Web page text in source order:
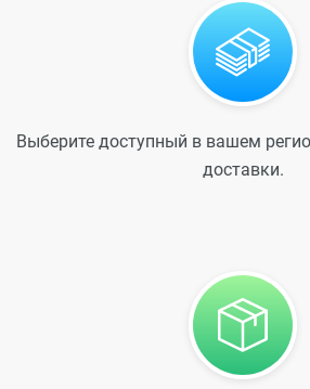
Выберите доступный в вашем
доставки.